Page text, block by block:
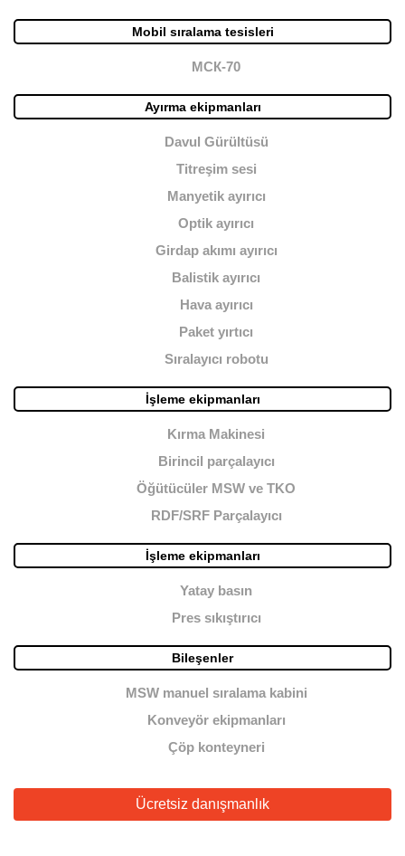
Mobil sıralama tesisleri
МСК-70
Ayırma ekipmanları
Davul Gürültüsü
Titreşim sesi
Manyetik ayırıcı
Optik ayırıcı
Girdap akımı ayırıcı
Balistik ayırıcı
Hava ayırıcı
Paket yırtıcı
Sıralayıcı robotu
İşleme ekipmanları
Kırma Makinesi
Birincil parçalayıcı
Öğütücüler MSW ve TKO
RDF/SRF Parçalayıcı
İşleme ekipmanları
Yatay basın
Pres sıkıştırıcı
Bileşenler
MSW manuel sıralama kabini
Konveyör ekipmanları
Çöp konteyneri
Ücretsiz danışmanlık